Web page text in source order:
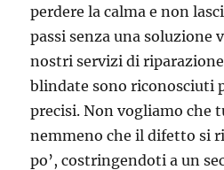
perdere la calma e non
passi senza una soluzione
nostri servizi di
blindate sono riconosciuti
precisi. Non vogliamo che
nemmeno che il difetto si
po’, costringendoti a un